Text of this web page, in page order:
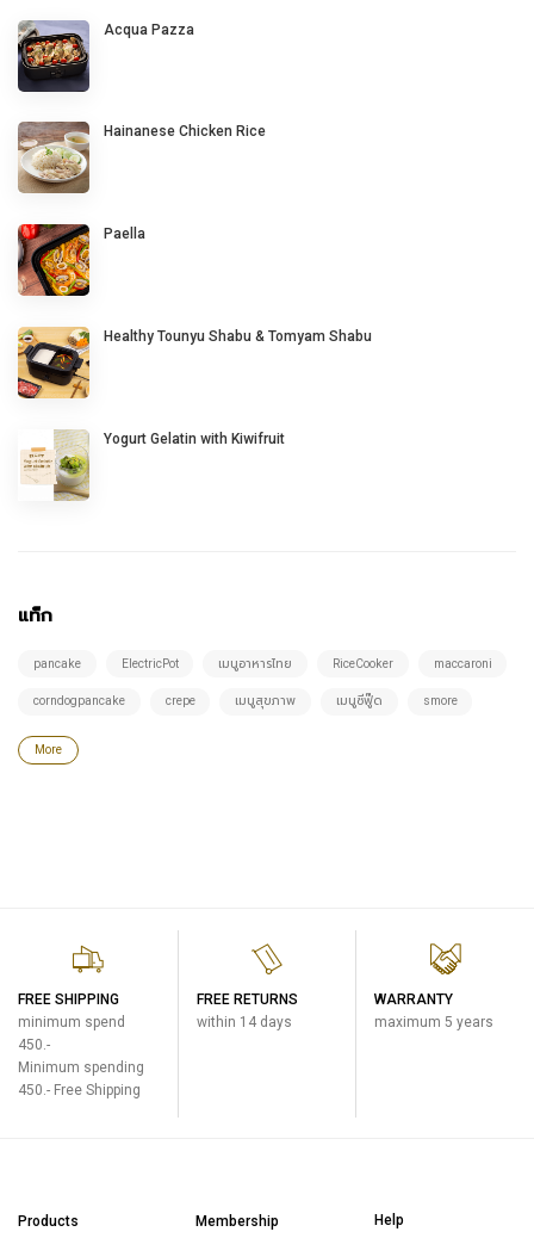
Acqua Pazza
Hainanese Chicken Rice
Paella
Healthy Tounyu Shabu & Tomyam Shabu
Yogurt Gelatin with Kiwifruit
แท็ก
pancake ElectricPot เมนูอาหารไทย RiceCooker maccaroni
corndogpancake crepe เมนูสุขภาพ เมนูซีฟู๊ด smore
More
FREE SHIPPING
minimum spend
450.-
Minimum spending
450.- Free Shipping
FREE RETURNS
within 14 days
WARRANTY
maximum 5 years
Products Membership Help